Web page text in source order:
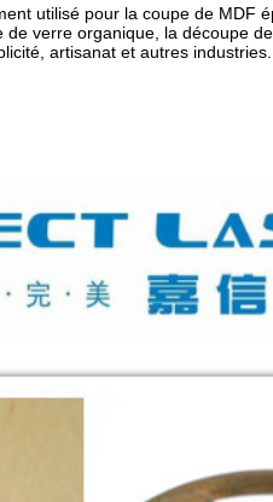
utilisé pour la coupe de
verre organique, la découpe
artisanat et autres industries.